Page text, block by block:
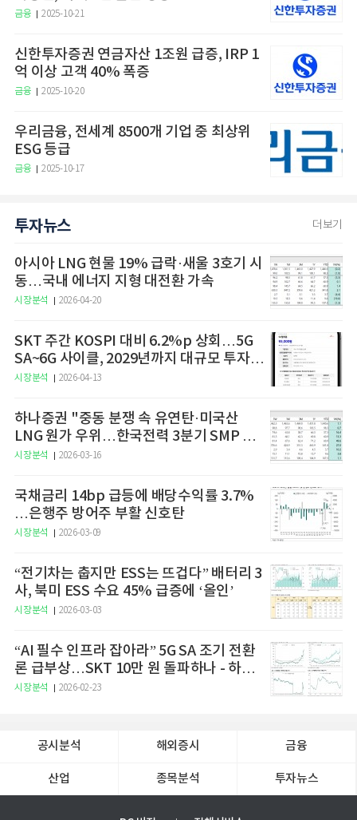
금융 2025-10-21
신한투자증권 연금자산 1조원 급증, IRP 1
억 이상 고객 40% 폭증
금융 2025-10-20
우리금융, 전세계 8500개 기업 중 최상위
ESG 등급
금융 2025-10-17
투자뉴스 더보기
아시아 LNG 현물 19% 급락·새울 3호기 시
동…국내 에너지 지형 대전환 가속
시장분석 2026-04-20
SKT 주간 KOSPI 대비 6.2%p 상회…5G
SA~6G 사이클, 2029년까지 대규모 투자
예고
시장분석 2026-04-13
하나증권 "중동 분쟁 속 유연탄·미국산
LNG 원가 우위…한국전력 3분기 SMP 상
승 전망"
시장분석 2026-03-16
국채금리 14bp 급등에 배당수익률 3.7%
…은행주 방어주 부활 신호탄
시장분석 2026-03-09
“전기차는 춥지만 ESS는 뜨겁다” 배터리 3
사, 북미 ESS 수요 45% 급증에 ‘올인’
시장분석 2026-03-03
“AI 필수 인프라 잡아라” 5G SA 조기 전환
론 급부상…SKT 10만 원 돌파하나 - 하나
증권
시장분석 2026-02-23
공시분석 해외증시 금융
산업 종목분석 투자뉴스